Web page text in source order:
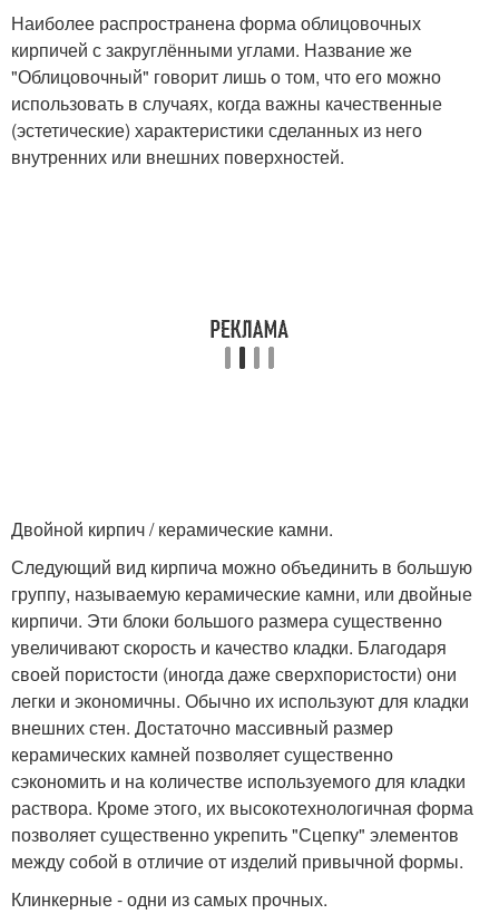
Наиболее распространена форма облицовочных
кирпичей с закруглёнными углами. Название же
"Облицовочный" говорит лишь о том, что его можно
использовать в случаях, когда важны качественные
(эстетические) характеристики сделанных из него
внутренних или внешних поверхностей.
Двойной кирпич / керамические камни.
Следующий вид кирпича можно объединить в большую
группу, называемую керамические камни, или двойные
кирпичи. Эти блоки большого размера существенно
увеличивают скорость и качество кладки. Благодаря
своей пористости (иногда даже сверхпористости) они
легки и экономичны. Обычно их используют для кладки
внешних стен. Достаточно массивный размер
керамических камней позволяет существенно
сэкономить и на количестве используемого для кладки
раствора. Кроме этого, их высокотехнологичная форма
позволяет существенно укрепить "Сцепку" элементов
между собой в отличие от изделий привычной формы.
Клинкерные - одни из самых прочных.